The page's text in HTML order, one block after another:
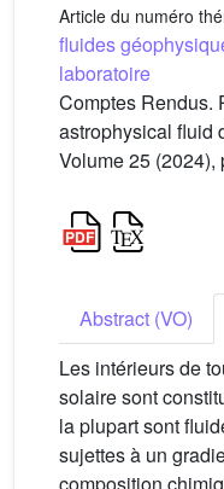
Article du numéro
fluides
laboratoire
Comptes Rendus.
astrophysical fluid
Volume 25 (2024),
Abstract (VO)
Les intérieurs de
solaire sont
la plupart sont
sujettes à un